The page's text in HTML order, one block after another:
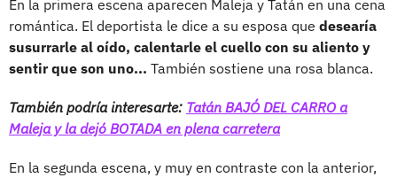
En la primera escena aparecen Maleja y Tatán en una cena
romántica. El deportista le dice a su esposa que desearía
susurrarle al oído, calentarle el cuello con su aliento y
sentir que son uno... También sostiene una rosa blanca.
También podría interesarte: Tatán BAJÓ DEL CARRO a
Maleja y la dejó BOTADA en plena carretera
En la segunda escena, y muy en contraste con la anterior,